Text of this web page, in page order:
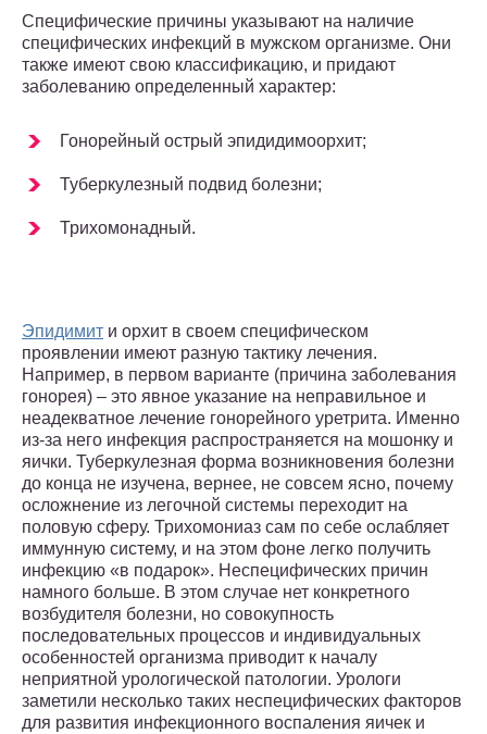
Специфические причины указывают на наличие
специфических инфекций в мужском организме. Они
также имеют свою классификацию, и придают
заболеванию определенный характер:
Гонорейный острый эпидидимоорхит;
Туберкулезный подвид болезни;
Трихомонадный.
Эпидимит и орхит в своем специфическом
проявлении имеют разную тактику лечения.
Например, в первом варианте (причина заболевания
гонорея) – это явное указание на неправильное и
неадекватное лечение гонорейного уретрита. Именно
из-за него инфекция распространяется на мошонку и
яички. Туберкулезная форма возникновения болезни
до конца не изучена, вернее, не совсем ясно, почему
осложнение из легочной системы переходит на
половую сферу. Трихомониаз сам по себе ослабляет
иммунную систему, и на этом фоне легко получить
инфекцию «в подарок». Неспецифических причин
намного больше. В этом случае нет конкретного
возбудителя болезни, но совокупность
последовательных процессов и индивидуальных
особенностей организма приводит к началу
неприятной урологической патологии. Урологи
заметили несколько таких неспецифических факторов
для развития инфекционного воспаления яичек и